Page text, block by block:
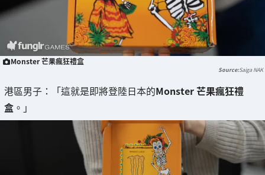
Monster 芒果瘋狂禮盒
Saiga NAK
港區男子：「這就是即將登陸日本的Monster 芒果瘋狂禮
盒 。」